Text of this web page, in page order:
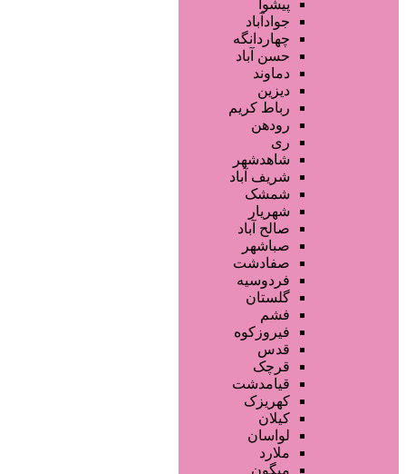
محصولات پوست
محصولات مو
خدمات دندانپزشکی
ماساژ و اسپا
خدمات لیزر و رفع موهای زائد
سایر خدمات
پیشوا
جوادآباد
چهاردانگه
حسن آباد
دماوند
دیزین
رباط کریم
رودهن
ری
شاهدشهر
شریف آباد
شمشک
شهریار
صالح آباد
صباشهر
صفادشت
فردوسیه
گلستان
فشم
فیروزکوه
قدس
قرچک
قیامدشت
کهریزک
کیلان
لواسان
ملارد
میگون
صفحه اصلی
آگهی انبوه
طراحی سایت
صفحه اختصاصی